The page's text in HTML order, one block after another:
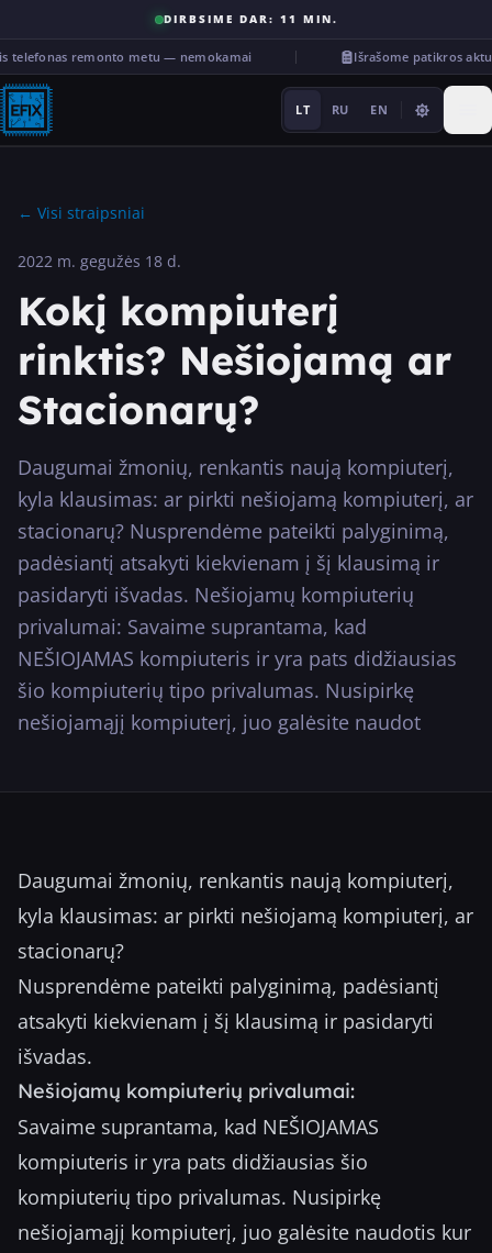
DIRBSIME DAR: 11 MIN.
telefonas remonto metu — nemokamai Išrašome patikros
LT RU EN
Paslaugos
Kita
···
← Visi straipsniai
2022 m. gegužės 18 d.
Kokį kompiuterį
rinktis? Nešiojamą ar
Stacionarų?
Daugumai žmonių, renkantis naują kompiuterį,
kyla klausimas: ar pirkti nešiojamą kompiuterį, ar
stacionarų? Nusprendėme pateikti palyginimą,
padėsiantį atsakyti kiekvienam į šį klausimą ir
pasidaryti išvadas. Nešiojamų kompiuterių
privalumai: Savaime suprantama, kad
NEŠIOJAMAS kompiuteris ir yra pats didžiausias
šio kompiuterių tipo privalumas. Nusipirkę
nešiojamąjį kompiuterį, juo galėsite naudot
Daugumai žmonių, renkantis naują kompiuterį,
kyla klausimas: ar pirkti nešiojamą kompiuterį, ar
stacionarų?
Nusprendėme pateikti palyginimą, padėsiantį
atsakyti kiekvienam į šį klausimą ir pasidaryti
išvadas.
Nešiojamų kompiuterių privalumai:
Savaime suprantama, kad NEŠIOJAMAS
kompiuteris ir yra pats didžiausias šio
kompiuterių tipo privalumas. Nusipirkę
nešiojamąjį kompiuterį, juo galėsite naudotis kur